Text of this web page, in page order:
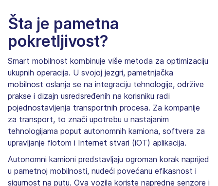
Šta je pametna
pokretljivost?
Smart mobilnost kombinuje više metoda za optimizaciju
ukupnih operacija. U svojoj jezgri, pametnjačka
mobilnost oslanja se na integraciju tehnologije, održive
prakse i dizajn usredsređenih na korisniku radi
pojednostavljenja transportnih procesa. Za kompanije
za transport, to znači upotrebu u nastajanim
tehnologijama poput autonomnih kamiona, softvera za
upravljanje flotom i Internet stvari (iOT) aplikacija.
Autonomni kamioni predstavljaju ogroman korak naprijed
u pametnoj mobilnosti, nudeći povećanu efikasnost i
sigurnost na putu. Ova vozila koriste napredne senzore i